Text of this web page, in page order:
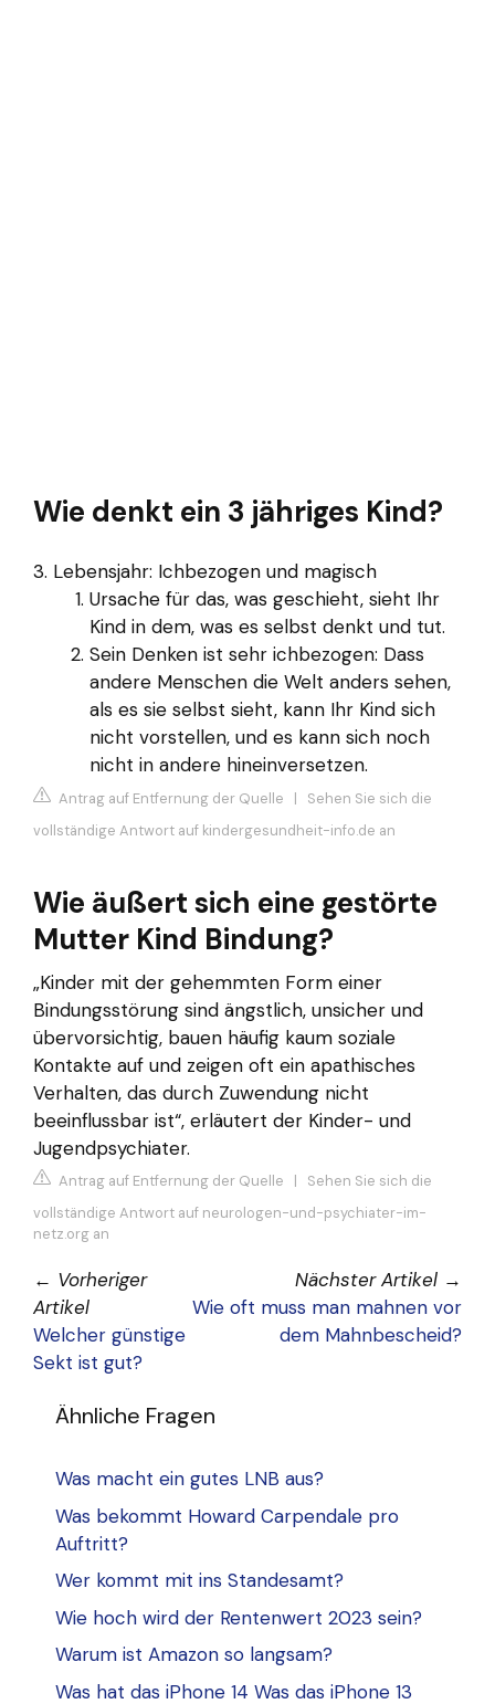
Wie denkt ein 3 jähriges Kind?
3. Lebensjahr: Ichbezogen und magisch
Ursache für das, was geschieht, sieht Ihr
Kind in dem, was es selbst denkt und tut.
Sein Denken ist sehr ichbezogen: Dass
andere Menschen die Welt anders sehen,
als es sie selbst sieht, kann Ihr Kind sich
nicht vorstellen, und es kann sich noch
nicht in andere hineinversetzen.
Antrag auf Entfernung der Quelle | Sehen Sie sich die
vollständige Antwort auf kindergesundheit-info.de an
Wie äußert sich eine gestörte
Mutter Kind Bindung?
„Kinder mit der gehemmten Form einer
Bindungsstörung sind ängstlich, unsicher und
übervorsichtig, bauen häufig kaum soziale
Kontakte auf und zeigen oft ein apathisches
Verhalten, das durch Zuwendung nicht
beeinflussbar ist“, erläutert der Kinder- und
Jugendpsychiater.
Antrag auf Entfernung der Quelle | Sehen Sie sich die
vollständige Antwort auf neurologen-und-psychiater-im-
netz.org an
← Vorheriger
Artikel
Welcher günstige
Sekt ist gut?
Nächster Artikel →
Wie oft muss man mahnen vor
dem Mahnbescheid?
Ähnliche Fragen
Was macht ein gutes LNB aus?
Was bekommt Howard Carpendale pro
Auftritt?
Wer kommt mit ins Standesamt?
Wie hoch wird der Rentenwert 2023 sein?
Warum ist Amazon so langsam?
Was hat das iPhone 14 Was das iPhone 13